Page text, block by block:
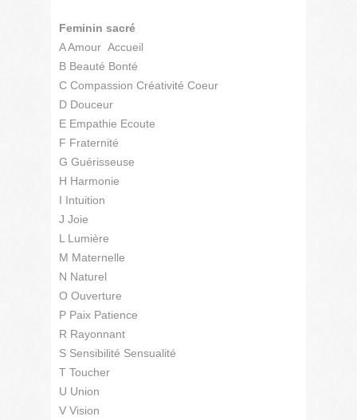
Feminin sacré
A Amour Accueil
B Beauté Bonté
C Compassion Créativité Coeur
D Douceur
E Empathie Ecoute
F Fraternité
G Guérisseuse
H Harmonie
I Intuition
J Joie
L Lumière
M Maternelle
N Naturel
O Ouverture
P Paix Patience
R Rayonnant
S Sensibilité Sensualité
T Toucher
U Union
V Vision